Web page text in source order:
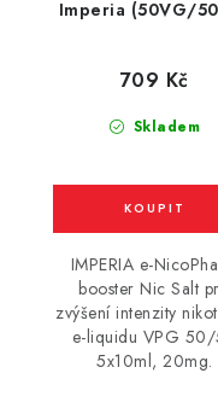
Imperia (50VG/
Skladem
709 Kč
IMPERIA e-
booster Nic Salt
zvýšení intenzity
e-liquidu VPG
5x10ml, 20mg.